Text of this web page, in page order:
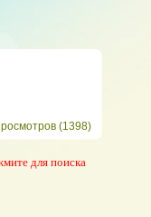
(1398)
для поиска